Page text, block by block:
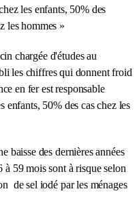
les enfants, 50% des
les hommes »
chargée d'études au
les chiffres qui donnent froid
en fer est responsable
enfants, 50% des cas chez les
baisse des dernières années
à 59 mois sont à risque selon
de sel iodé par les ménages